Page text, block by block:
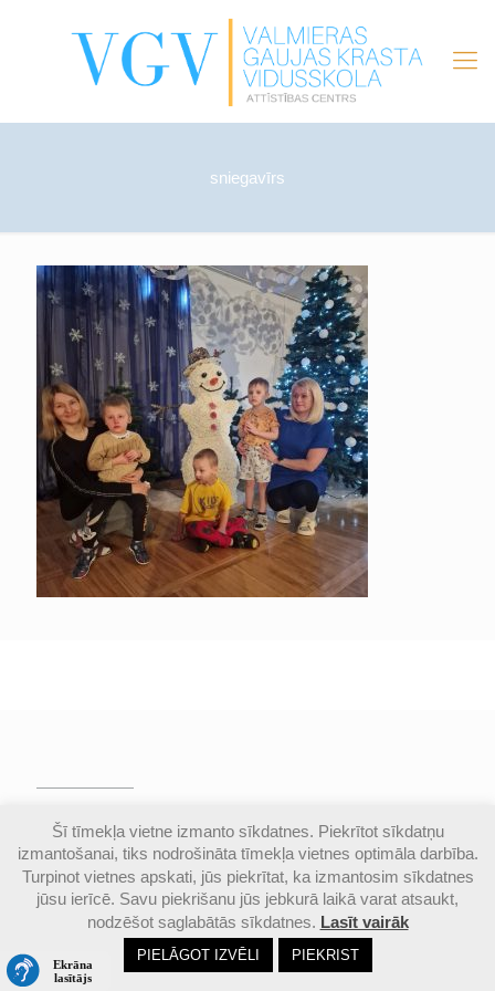
sniegavīrs
© Valmieras Gaujas krasta vidusskola | Visas
autortiesības aizsargātas |Piekļūstamības
paziņojums
Šī tīmekļa vietne izmanto sīkdatnes. Piekrītot sīkdatņu
izmantošanai, tiks nodrošināta tīmekļa vietnes optimāla darbība.
Turpinot vietnes apskati, jūs piekrītat, ka izmantosim sīkdatnes
jūsu ierīcē. Savu piekrišanu jūs jebkurā laikā varat atsaukt,
nodzēšot saglabātās sīkdatnes. Lasīt vairāk
PIELĀGOT IZVĒLI PIEKRIST
Email Google